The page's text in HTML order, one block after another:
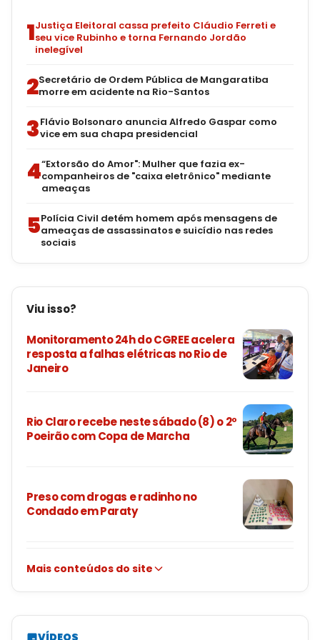
1Justiça Eleitoral cassa prefeito Cláudio Ferreti e
seu vice Rubinho e torna Fernando Jordão
inelegível
2Secretário de Ordem Pública de Mangaratiba
morre em acidente na Rio-Santos
3Flávio Bolsonaro anuncia Alfredo Gaspar como
vice em sua chapa presidencial
4“Extorsão do Amor": Mulher que fazia ex-
companheiros de "caixa eletrônico" mediante
ameaças
5Polícia Civil detém homem após mensagens de
ameaças de assassinatos e suicídio nas redes
sociais
Viu isso?
Monitoramento 24h do CGREE acelera
resposta a falhas elétricas no Rio de
Janeiro
Rio Claro recebe neste sábado (8) o 2º
Poeirão com Copa de Marcha
Preso com drogas e radinho no
Condado em Paraty
Mais conteúdos do site
VÍDEOS